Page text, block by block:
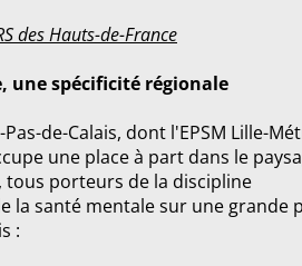
des Hauts-de-France
une spécificité régionale
de-Calais, dont l'EPSM Lille-
une place à part dans le
tous porteurs de la discipline
la santé mentale sur une grande
: